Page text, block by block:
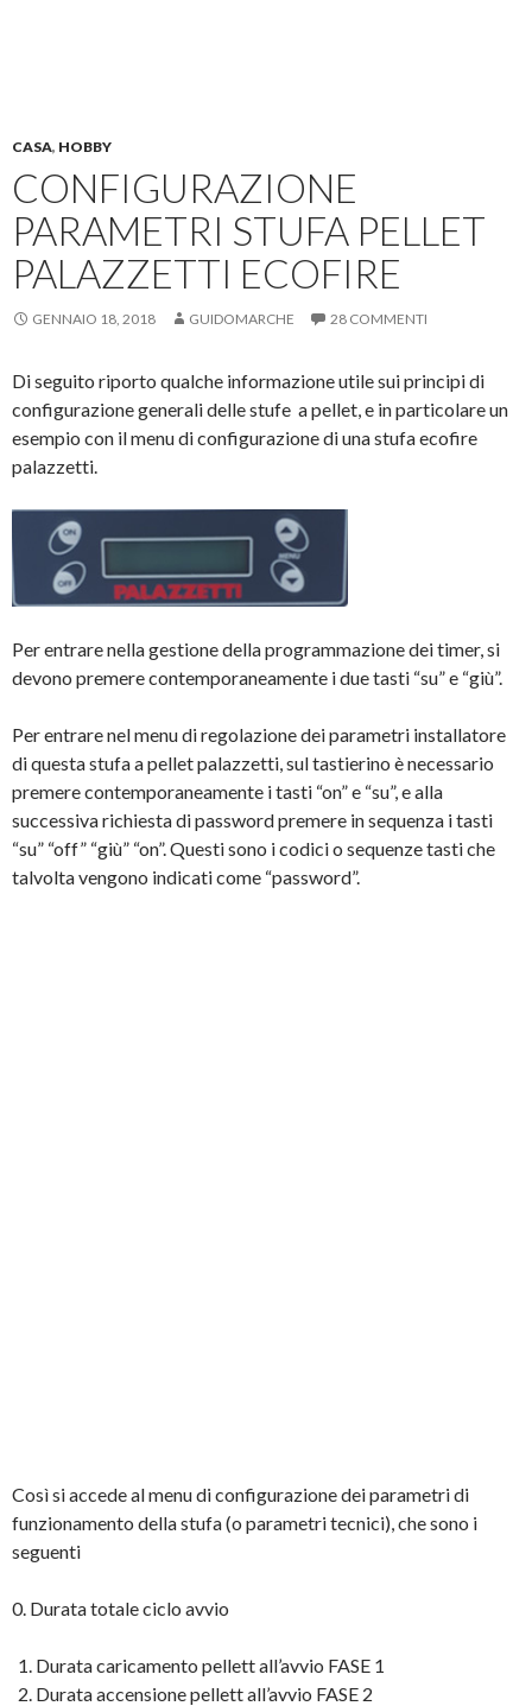
CASA, HOBBY
CONFIGURAZIONE
PARAMETRI STUFA PELLET
PALAZZETTI ECOFIRE
GENNAIO 18, 2018 GUIDOMARCHE 28 COMMENTI
Di seguito riporto qualche informazione utile sui principi di
configurazione generali delle stufe a pellet, e in particolare un
esempio con il menu di configurazione di una stufa ecofire
palazzetti.
Per entrare nella gestione della programmazione dei timer, si
devono premere contemporaneamente i due tasti “su” e “giù”.
Per entrare nel menu di regolazione dei parametri installatore
di questa stufa a pellet palazzetti, sul tastierino è necessario
premere contemporaneamente i tasti “on” e “su”, e alla
successiva richiesta di password premere in sequenza i tasti
“su” “off” “giù” “on”. Questi sono i codici o sequenze tasti che
talvolta vengono indicati come “password”.
Così si accede al menu di configurazione dei parametri di
funzionamento della stufa (o parametri tecnici), che sono i
seguenti
0. Durata totale ciclo avvio
Durata caricamento pellett all’avvio FASE 1
Durata accensione pellett all’avvio FASE 2